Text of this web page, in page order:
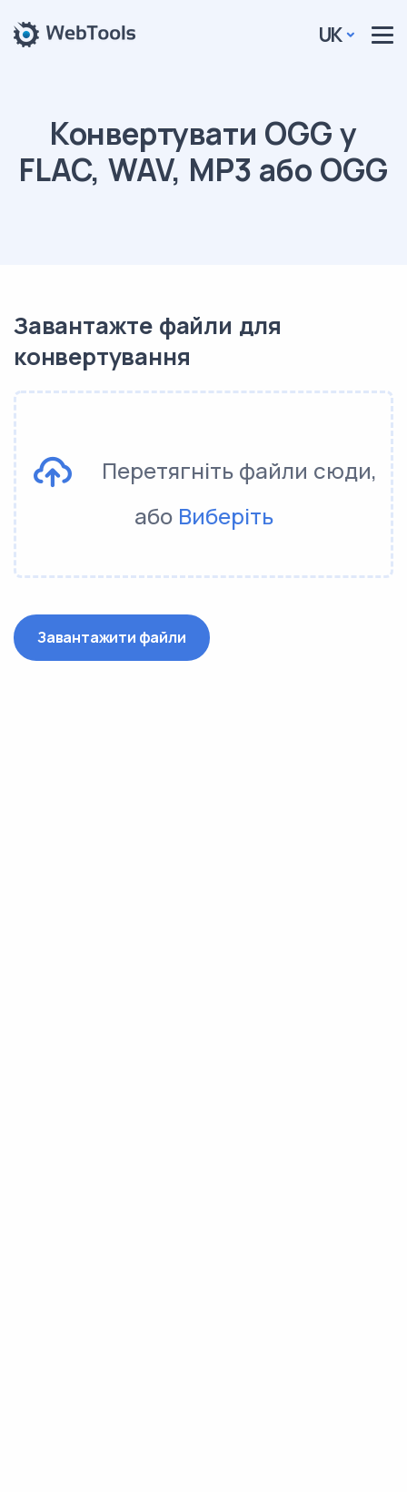
UK
Конвертувати OGG у
FLAC, WAV, MP3 або OGG
Завантажте файли для
конвертування
Перетягніть файли сюди,
або Виберіть